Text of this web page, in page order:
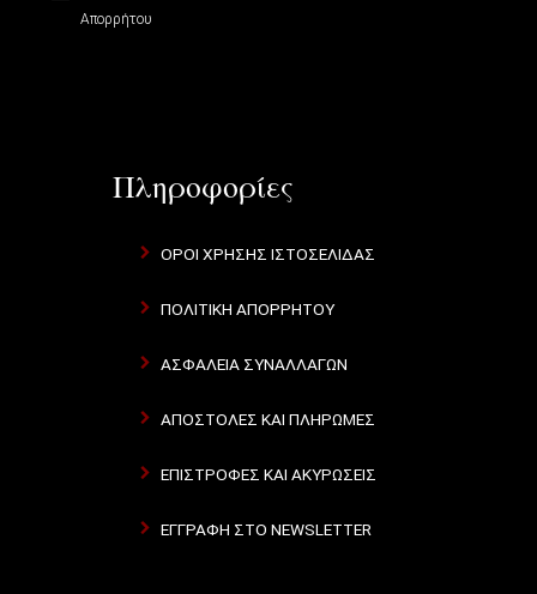
Απορρήτου
Πληροφορίες
ΌΡΟΙ ΧΡΉΣΗΣ ΙΣΤΟΣΕΛΊΔΑΣ
ΠΟΛΙΤΙΚΉ ΑΠΟΡΡΉΤΟΥ
ΑΣΦΆΛΕΙΑ ΣΥΝΑΛΛΑΓΏΝ
ΑΠΟΣΤΟΛΈΣ ΚΑΙ ΠΛΗΡΩΜΈΣ
ΕΠΙΣΤΡΟΦΈΣ ΚΑΙ ΑΚΥΡΏΣΕΙΣ
ΕΓΓΡΑΦΉ ΣΤΟ NEWSLETTER